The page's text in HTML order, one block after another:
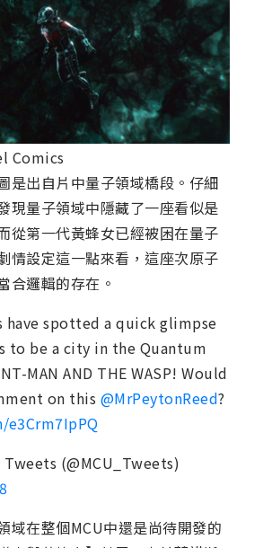
Comics
出自片中量子領域橋段。仔細
現量子領域中隱藏了一座看似是
從第一代黃蜂女已經被困在量子
情設定這一點來看，這座次原子
合邏輯的存在。
have spotted a quick glimpse
to be a city in the Quantum
MAN AND THE WASP! Would
on this @MrPeytonReed?
(@MCU_Tweets)
在整個MCU中還是尚待開發的